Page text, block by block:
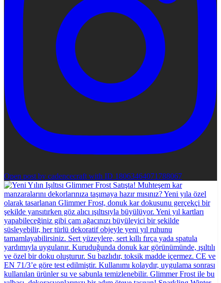
Open post by cadencecraft with ID 18063464071788067